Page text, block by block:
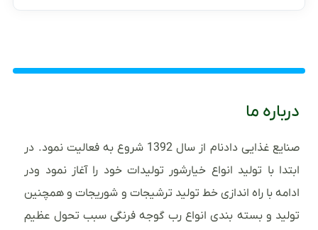
درباره ما
صنایع غذایی دادنام از سال 1392 شروع به فعالیت نمود. در
ابتدا با تولید انواع خیارشور تولیدات خود را آغاز نمود ودر
ادامه با راه اندازی خط تولید ترشیجات و شوریجات و همچنین
تولید و بسته بندی انواع رب گوجه فرنگی سبب تحول عظیم